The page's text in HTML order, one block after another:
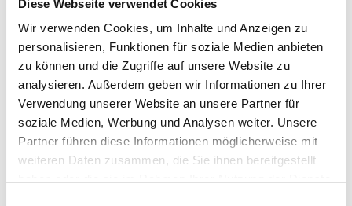
Diese Webseite verwendet Cookies
Wir verwenden Cookies, um Inhalte und Anzeigen zu
personalisieren, Funktionen für soziale Medien anbieten
zu können und die Zugriffe auf unsere Website zu
analysieren. Außerdem geben wir Informationen zu Ihrer
Verwendung unserer Website an unsere Partner für
soziale Medien, Werbung und Analysen weiter. Unsere
Partner führen diese Informationen möglicherweise mit
weiteren Daten zusammen, die Sie ihnen bereitgestellt
Prüfungen